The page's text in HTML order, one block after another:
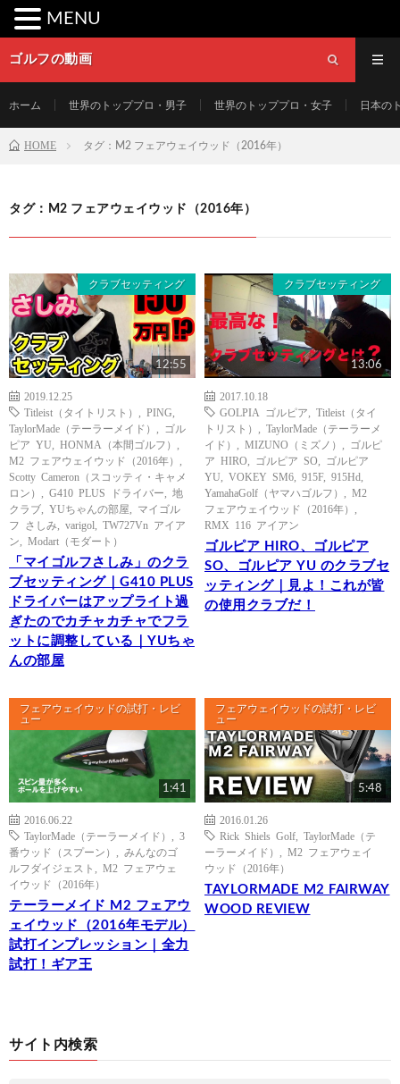
ゴルフの動画
ホーム 世界のトッププロ・男子 世界のトッププロ・女子 日本の
HOME タグ：M2 フェアウェイウッド（2016年）
タグ：M2 フェアウェイウッド（2016年）
クラブセッティング
12:55
2019.12.25
Titleist（タイトリスト）
PING
TaylorMade（テーラーメイド）
ゴル
ピア YU
HONMA（本間ゴルフ）
M2 フェアウェイウッド（2016年）
Scotty Cameron（スコッティ・キャメ
ロン）
G410 PLUS ドライバー
地
クラブ
YUちゃんの部屋
マイゴル
フ さしみ
varigol
TW727Vn アイア
ン
Modart（モダート）
「マイゴルフさしみ」のクラ
ブセッティング｜G410 PLUS
ドライバーはアップライト過
ぎたのでカチャカチャでフラ
ットに調整している｜YUちゃ
んの部屋
クラブセッティング
13:06
2017.10.18
GOLPIA ゴルピア
Titleist（タイ
トリスト）
TaylorMade（テーラーメ
イド）
MIZUNO（ミズノ）
ゴルピ
ア HIRO
ゴルピア SO
ゴルピア
YU
VOKEY SM6 915F, 915Hd
YamahaGolf（ヤマハゴルフ）
M2
フェアウェイウッド（2016年）
RMX 116 アイアン
ゴルピア HIRO、ゴルピア
SO、ゴルピア YU のクラブセ
ッティング｜見よ！これが皆
の使用クラブだ！
フェアウェイウッドの試打・レビ
ュー
1:41
2016.06.22
TaylorMade（テーラーメイド）
3
番ウッド（スプーン）
みんなのゴ
ルフダイジェスト
M2 フェアウェ
イウッド（2016年）
テーラーメイド M2 フェアウ
ェイウッド（2016年モデル）
試打インプレッション｜全力
試打！ギア王
フェアウェイウッドの試打・レビ
ュー
5:48
2016.01.26
Rick Shiels Golf
TaylorMade（テ
ーラーメイド）
M2 フェアウェイ
ウッド（2016年）
TAYLORMADE M2 FAIRWAY
WOOD REVIEW
サイト内検索
MENU